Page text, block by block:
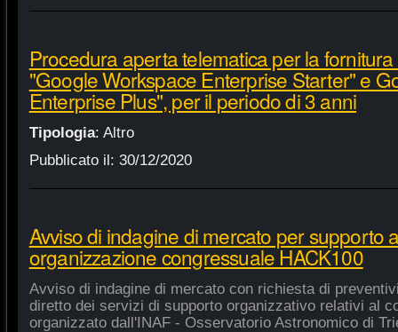
Procedura aperta telematica per la
"Google Workspace Enterprise Starter" e
Enterprise Plus", per il periodo di 3 anni
Tipologia: Altro
Pubblicato il: 30/12/2020
Avviso di indagine di mercato per supporto
organizzazione congressuale HACK100
Avviso di indagine di mercato con richiesta di
diretto dei servizi di supporto organizzativo relativi al
organizzato dall'INAF - Osservatorio Astronomico di